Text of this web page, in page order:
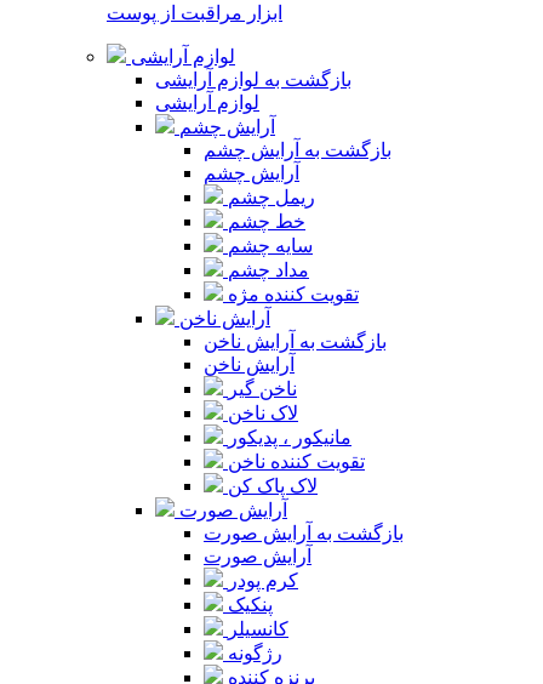
ابزار مراقبت از پوست
لوازم آرایشی
بازگشت به لوازم آرایشی
لوازم آرایشی
آرایش چشم
بازگشت به آرایش چشم
آرایش چشم
ریمل چشم
خط چشم
سایه چشم
مداد چشم
تقویت کننده مژه
آرایش ناخن
بازگشت به آرایش ناخن
آرایش ناخن
ناخن گیر
لاک ناخن
مانیکور ، پدیکور
تقویت کننده ناخن
لاک پاک کن
آرایش صورت
بازگشت به آرایش صورت
آرایش صورت
کرم پودر
پنکیک
کانسیلر
رژگونه
برنزه کننده